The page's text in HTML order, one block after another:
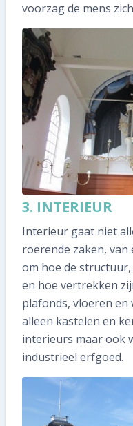
voorzag de mens
3. INTERIEUR
Interieur gaat niet
roerende zaken,
om hoe de
en hoe vertrekken
plafonds, vloeren en
alleen kastelen en
interieurs maar ook
industrieel erfgoed.